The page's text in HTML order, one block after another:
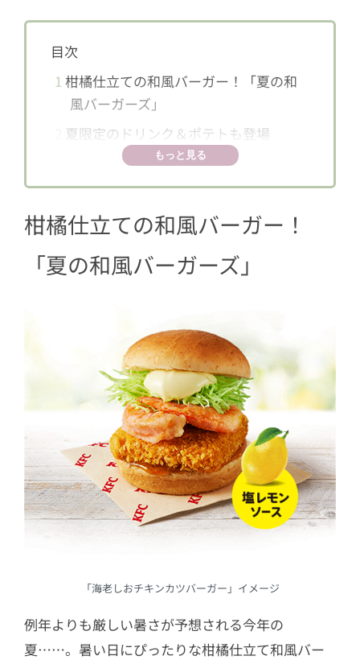
目次
1 柑橘仕立ての和風バーガー！「夏の和
風バーガーズ」
夏限定のドリンク＆ポテトも登場
もっと見る
柑橘仕立ての和風バーガー！
「夏の和風バーガーズ」
「海老しおチキンカツバーガー」イメージ
例年よりも厳しい暑さが予想される今年の
夏……。暑い日にぴったりな柑橘仕立て和風バー